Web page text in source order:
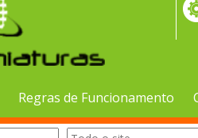
Regras de Funcionamento